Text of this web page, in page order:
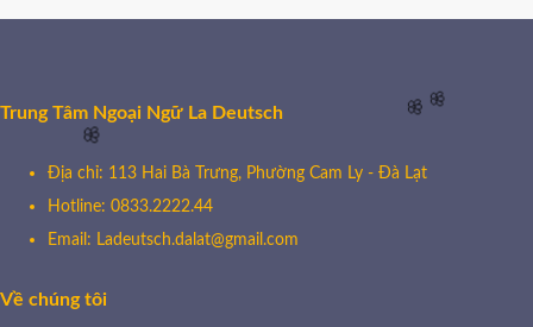
🌸
Trung Tâm Ngoại Ngữ La Deutsch
Địa chỉ: 113 Hai Bà Trưng, Phường Cam Ly - Đà Lạt
Hotline: 0833.2222.44
Email: Ladeutsch.dalat@gmail.com
Về chúng tôi